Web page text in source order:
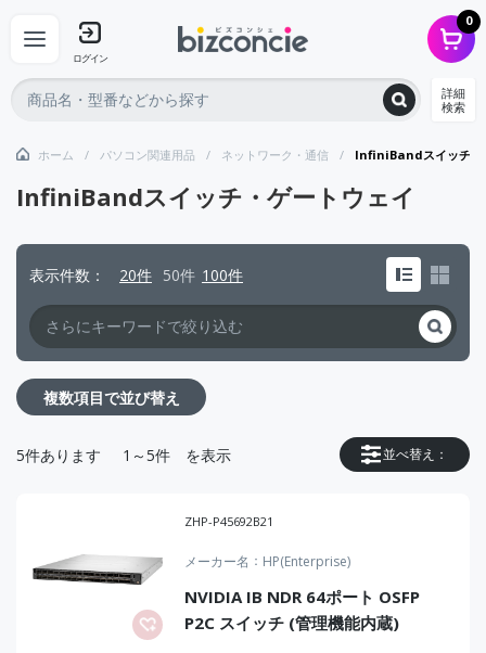
ログイン
0
詳細
検索
ホーム パソコン関連用品 ネットワーク・通信 InfiniBandスイッチ・
InfiniBandスイッチ・ゲートウェイ
表示件数 20件 50件 100件
複数項目で並び替え
並べ替え：
5件あります 1～5件 を表示
ZHP-P45692B21
メーカー名 HP(Enterprise)
NVIDIA IB NDR 64ポート OSFP
P2C スイッチ (管理機能内蔵)